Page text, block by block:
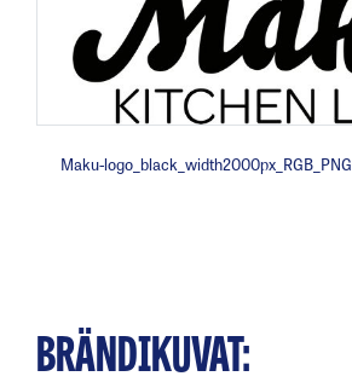
Maku-logo_black_width2000px_RGB_PNG
BRÄNDIKUVAT: